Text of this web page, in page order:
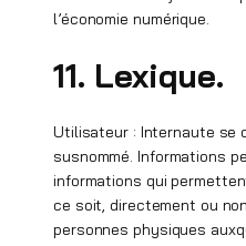
l’économie numérique.
11. Lexique.
Utilisateur : Internaute
susnommé. Informations
informations qui
ce soit, directement ou
personnes physiques